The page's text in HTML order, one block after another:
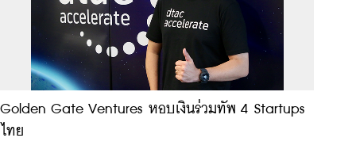
Golden Gate Ventures หอบเงินร่วมทัพ 4 Startups
ไทย